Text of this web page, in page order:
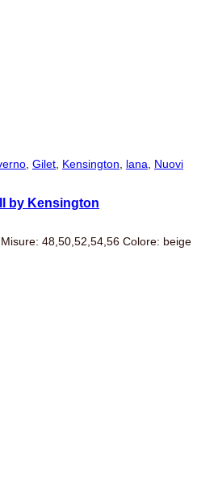
Gilet Kensington lana
Nuovi
by Kensington
48,50,52,54,56 Colore: beige